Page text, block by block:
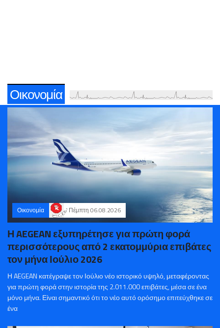
Οικονομία
Οικονομία Πέμπτη 06.08.2026
Η AEGEAN εξυπηρέτησε για πρώτη φορά
περισσότερους από 2 εκατομμύρια επιβάτες
τον μήνα Ιούλιο 2026
Η AEGEAN κατέγραψε τον Ιούλιο νέο ιστορικό υψηλό, μεταφέροντας
για πρώτη φορά στην ιστορία της 2.011.000 επιβάτες, μέσα σε ένα
μόνο μήνα. Είναι σημαντικό ότι το νέο αυτό ορόσημο επιτεύχθηκε σε
ένα